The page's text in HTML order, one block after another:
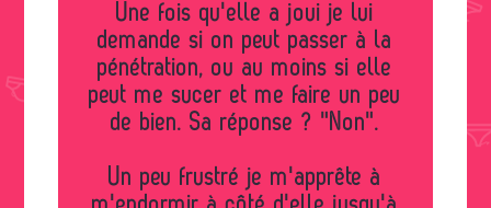
Une fois qu'elle a joui je lui
demande si on peut passer à la
pénétration, ou au moins si elle
peut me sucer et me faire un peu
de bien. Sa réponse ? "Non".
Un peu frustré je m'apprête à